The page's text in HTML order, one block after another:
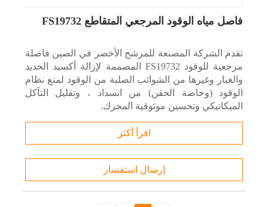
فاصل مياه الوقود المرجعي المتقاطع FS19732
تقدم الشركة المصنعة للمرشح الأخضر في الصين فاصلة
مرجعية للوقود FS19732 المصممة لإزالة أكسيد الحديد
والغبار وغيرها من الشوائب الصلبة من الوقود لمنع نظام
الوقود (وخاصة الحقن) من انسداد ، وتقليل التآكل
الميكانيكي وتحسين موثوقية المحرك.
اقرأ أكثر
إرسال استفسار